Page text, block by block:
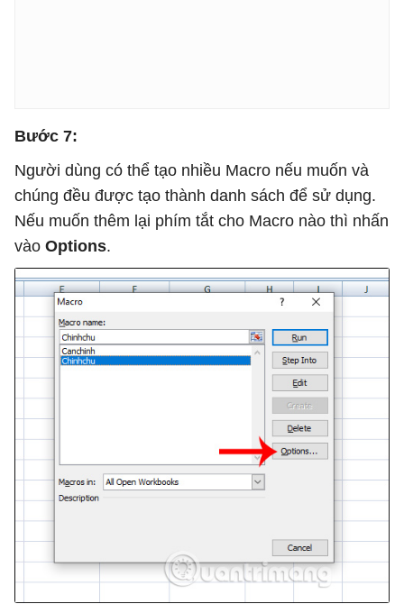
Bước 7:
Người dùng có thể tạo nhiều Macro nếu muốn và
chúng đều được tạo thành danh sách để sử dụng.
Nếu muốn thêm lại phím tắt cho Macro nào thì nhấn
vào Options.